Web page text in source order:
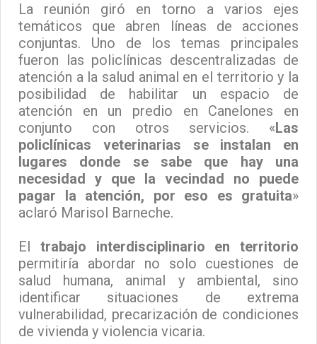
La reunión giró en torno a varios ejes
temáticos que abren líneas de acciones
conjuntas. Uno de los temas principales
fueron las policlínicas descentralizadas de
atención a la salud animal en el territorio y la
posibilidad de habilitar un espacio de
atención en un predio en Canelones en
conjunto con otros servicios. «Las
policlínicas veterinarias se instalan en
lugares donde se sabe que hay una
necesidad y que la vecindad no puede
pagar la atención, por eso es gratuita»
aclaró Marisol Barneche.
El trabajo interdisciplinario en territorio
permitiría abordar no solo cuestiones de
salud humana, animal y ambiental, sino
identificar situaciones de extrema
vulnerabilidad, precarización de condiciones
de vivienda y violencia vicaria.